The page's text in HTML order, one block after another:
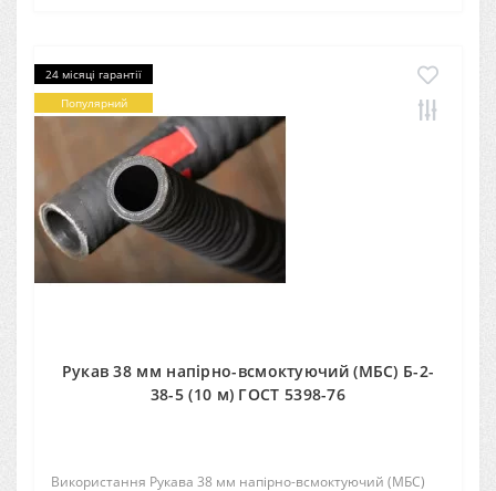
24 місяці гарантії
Популярний
Рукав 38 мм напірно-всмоктуючий (МБС) Б-2-
38-5 (10 м) ГОСТ 5398-76
Використання Рукава 38 мм напірно-всмоктуючий (МБС)